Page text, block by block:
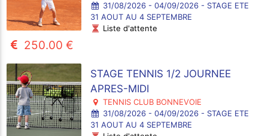
31/08/2026 - 04/09/2026 - STAGE ETE
31 AOUT AU 4 SEPTEMBRE
Liste d'attente
250.00 €
STAGE TENNIS 1/2 JOURNEE
APRES-MIDI
TENNIS CLUB BONNEVOIE
31/08/2026 - 04/09/2026 - STAGE ETE
31 AOUT AU 4 SEPTEMBRE